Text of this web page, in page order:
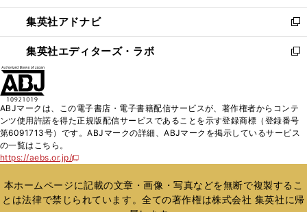
開
く
ウ
で
開
く
ン
ド
ウ
で
ウ
ィ
ン
ド
く
集英社アドナビ
新
し
い
ド
ウ
で
集英社エディターズ・ラボ
新
ィ
ン
ド
開
く
ABJマークは、この電子書店・電子書籍配信サービスが、著作権者からコンテ
ンツ使用許諾を得た正規版配信サービスであることを示す登録商標（登録番号
第6091713号）です。ABJマークの詳細、ABJマークを掲示しているサービス
の一覧はこちら。
https://aebs.or.jp/
新
い
ウ
ィ
本ホームページに記載の文章・画像・写真などを無断で複製するこ
とは法律で禁じられています。全ての著作権は株式会社 集英社に帰